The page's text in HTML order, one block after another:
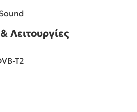
Λειτουργίες
T2